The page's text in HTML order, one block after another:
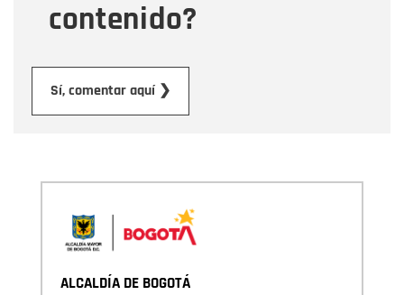
contenido?
Sí, comentar aquí ❯
ALCALDÍA DE BOGOTÁ